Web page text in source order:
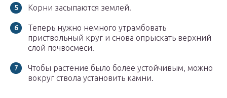
Корни засыпаются землей.
Теперь нужно немного утрамбовать
приствольный круг и снова опрыскать верхний
слой почвосмеси.
Чтобы растение было более устойчивым, можно
вокруг ствола установить камни.